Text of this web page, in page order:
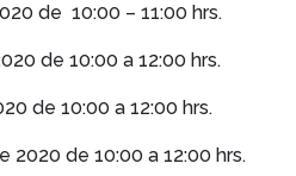
de 10:00 – 11:00 hrs.
de 10:00 a 12:00 hrs.
de 10:00 a 12:00 hrs.
2020 de 10:00 a 12:00 hrs.